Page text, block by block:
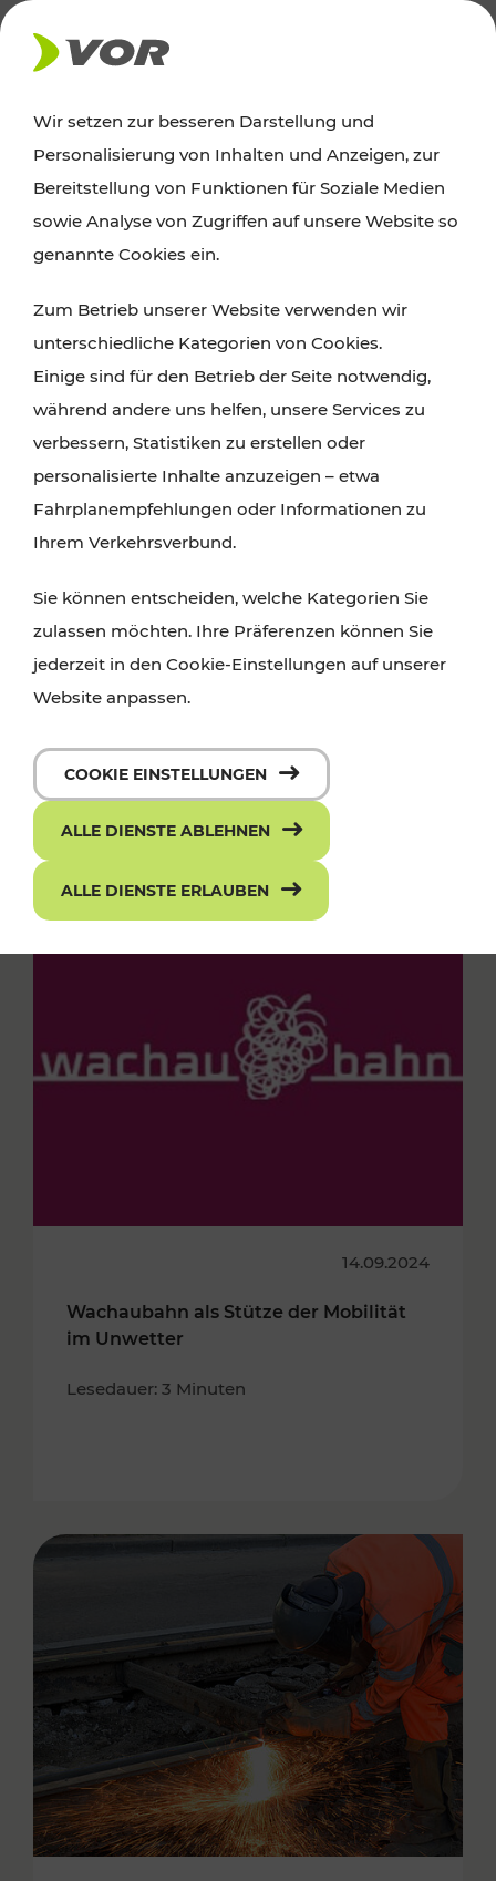
AKTUELLES
News
Alle wichtigen Meldungen zu Fahrplanänderungen,
finden Sie hier im Überblick.
14.09.2024
Wachaubahn als Stütze der Mobilität
im Unwetter
Lesedauer: 3 Minuten
Wir setzen zur besseren Darstellung und
Personalisierung von Inhalten und Anzeigen, zur
Bereitstellung von Funktionen für Soziale Medien
sowie Analyse von Zugriffen auf unsere Website so
genannte Cookies ein.
Zum Betrieb unserer Website verwenden wir
unterschiedliche Kategorien von Cookies.
Einige sind für den Betrieb der Seite notwendig,
während andere uns helfen, unsere Services zu
verbessern, Statistiken zu erstellen oder
personalisierte Inhalte anzuzeigen – etwa
Fahrplanempfehlungen oder Informationen zu
Ihrem Verkehrsverbund.
Sie können entscheiden, welche Kategorien Sie
zulassen möchten. Ihre Präferenzen können Sie
jederzeit in den Cookie-Einstellungen auf unserer
Website anpassen.
COOKIE EINSTELLUNGEN
ALLE DIENSTE ABLEHNEN
ALLE DIENSTE ERLAUBEN